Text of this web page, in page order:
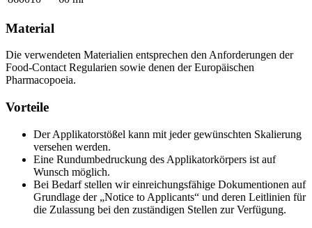
Material
Die verwendeten Materialien entsprechen den Anforderungen der
Food-Contact Regularien sowie denen der Europäischen
Pharmacopoeia.
Vorteile
Der Applikatorstößel kann mit jeder gewünschten Skalierung
versehen werden.
Eine Rundumbedruckung des Applikatorkörpers ist auf
Wunsch möglich.
Bei Bedarf stellen wir einreichungsfähige Dokumentionen auf
Grundlage der „Notice to Applicants“ und deren Leitlinien für
die Zulassung bei den zuständigen Stellen zur Verfügung.